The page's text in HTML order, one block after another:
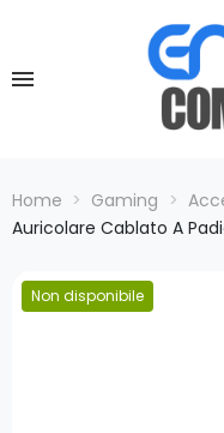
Home Gaming
Auricolare Cablato A
Non disponibile